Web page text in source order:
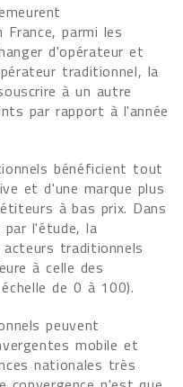
parmi les
d'opérateur et
traditionnel, la
à un autre
par rapport à l'année
bénéficient tout
et d'une marque plus
à bas prix. Dans
par l'étude, la
acteurs traditionnels
à celle des
de 0 à 100).
peuvent
mobile et
nationales très